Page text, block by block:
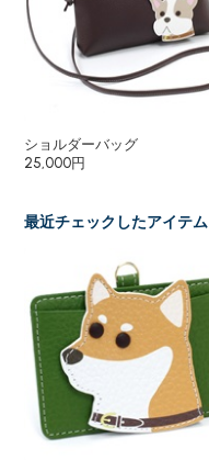
ショルダーバッグ
25,000円
最近チェックしたアイテム